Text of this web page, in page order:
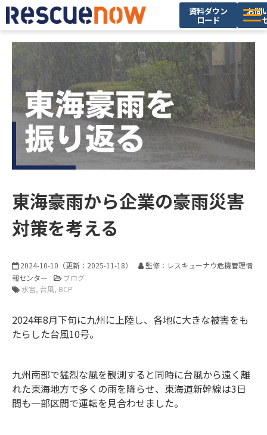
資料ダウン
ロード
お問
サービス
導入実績
セミナー・イベント
ブログ
お役立ち資料
ニュース
採用情報
東海豪雨から企業の豪雨災害
対策を考える
2024-10-10 （更新： 2025-11-18）
監修：レスキューナウ危機管理情
報センター
ブログ
水害 台風 BCP
2024年8月下旬に九州に上陸し、各地に大きな被害をも
たらした台風10号。
九州南部で猛烈な風を観測すると同時に台風から遠く離
れた東海地方で多くの雨を降らせ、東海道新幹線は3日
間も一部区間で運転を見合わせました。